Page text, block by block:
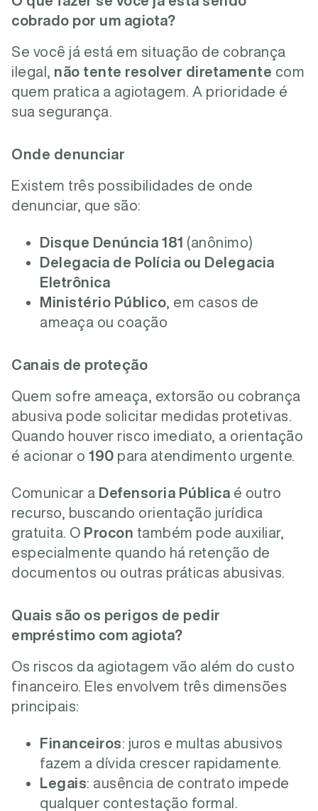
cobrado por um agiota?
Se você já está em situação de cobrança
ilegal, não tente resolver diretamente com
quem pratica a agiotagem. A prioridade é
sua segurança.
Onde denunciar
Existem três possibilidades de onde
denunciar, que são:
Disque Denúncia 181 (anônimo)
Delegacia de Polícia ou Delegacia
Eletrônica
Ministério Público , em casos de
ameaça ou coação
Canais de proteção
Quem sofre ameaça, extorsão ou cobrança
abusiva pode solicitar medidas protetivas.
Quando houver risco imediato, a orientação
é acionar o 190 para atendimento urgente.
Comunicar a Defensoria Pública é outro
recurso, buscando orientação jurídica
gratuita. O Procon também pode auxiliar,
especialmente quando há retenção de
documentos ou outras práticas abusivas.
Quais são os perigos de pedir
empréstimo com agiota?
Os riscos da agiotagem vão além do custo
financeiro. Eles envolvem três dimensões
principais:
Financeiros: juros e multas abusivos
fazem a dívida crescer rapidamente.
Legais: ausência de contrato impede
qualquer contestação formal.